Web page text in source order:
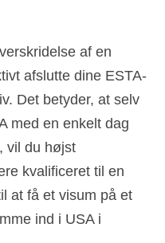
af en
afslutte dine ESTA-
Det betyder, at selv
med en enkelt dag
vil du højst
kvalificeret til en
at få et visum på et
ind i USA i